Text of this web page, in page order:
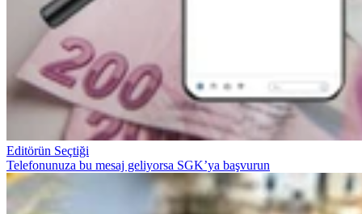
Editörün Seçtiği
Telefonunuza bu mesaj geliyorsa SGK’ya başvurun